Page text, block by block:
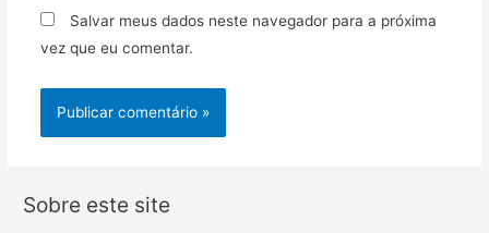
Salvar meus dados neste navegador para a próxima
vez que eu comentar.
Sobre este site